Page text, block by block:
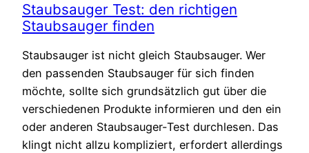
Staubsauger Test: den richtigen
Staubsauger finden
Staubsauger ist nicht gleich Staubsauger. Wer
den passenden Staubsauger für sich finden
möchte, sollte sich grundsätzlich gut über die
verschiedenen Produkte informieren und den ein
oder anderen Staubsauger-Test durchlesen. Das
klingt nicht allzu kompliziert, erfordert allerdings